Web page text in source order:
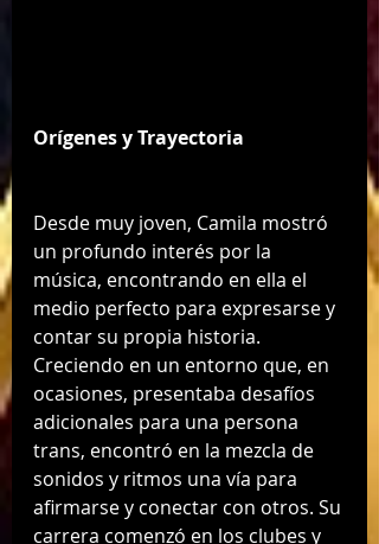
Orígenes y Trayectoria
Desde muy joven, Camila mostró
un profundo interés por la
música, encontrando en ella el
medio perfecto para expresarse y
contar su propia historia.
Creciendo en un entorno que, en
ocasiones, presentaba desafíos
adicionales para una persona
trans, encontró en la mezcla de
sonidos y ritmos una vía para
afirmarse y conectar con otros. Su
carrera comenzó en los clubes y